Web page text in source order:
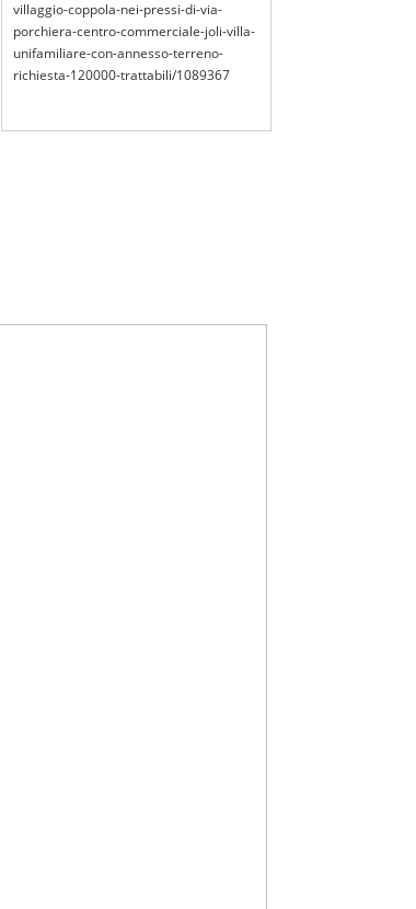
villaggio-coppola-nei-pressi-di-via-
porchiera-centro-commerciale-joli-villa-
unifamiliare-con-annesso-terreno-
richiesta-120000-trattabili/1089367